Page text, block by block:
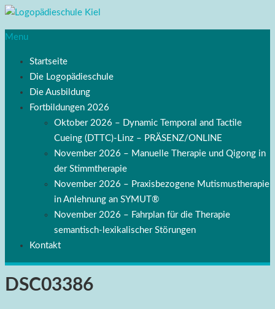
Menu
Startseite
Die Logopädieschule
Die Ausbildung
Fortbildungen 2026
Oktober 2026 – Dynamic Temporal and Tactile
Cueing (DTTC)-Linz – PRÄSENZ/ONLINE
November 2026 – Manuelle Therapie und Qigong in
der Stimmtherapie
November 2026 – Praxisbezogene Mutismustherapie
in Anlehnung an SYMUT®
November 2026 – Fahrplan für die Therapie
semantisch-lexikalischer Störungen
Kontakt
DSC03386